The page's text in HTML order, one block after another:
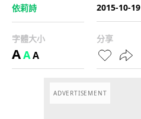
依莉詩
2015-10-19
字體大小
AAA
分享
ADVERTISEMENT